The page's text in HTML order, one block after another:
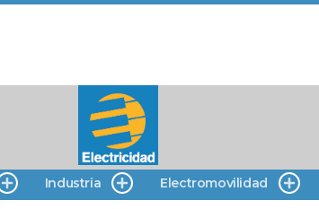
Industria Electromovilidad